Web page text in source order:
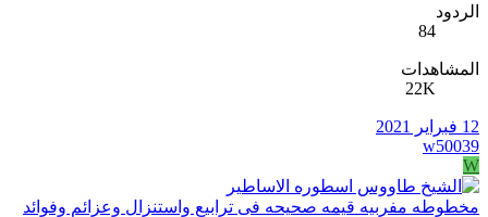
الردود
84
المشاهدات
22K
12 فبراير 2021
w50039
W
مخطوطه مفربيه قيمه صحيحه فى ترابيع واستنزال وعزائم وفوائد